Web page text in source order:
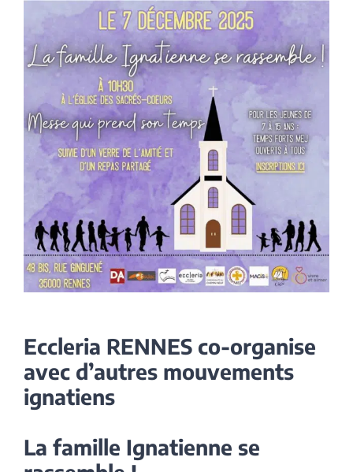
La revue Responsables
Eccleria RENNES co-organise
avec d’autres mouvements
ignatiens
La famille Ignatienne se